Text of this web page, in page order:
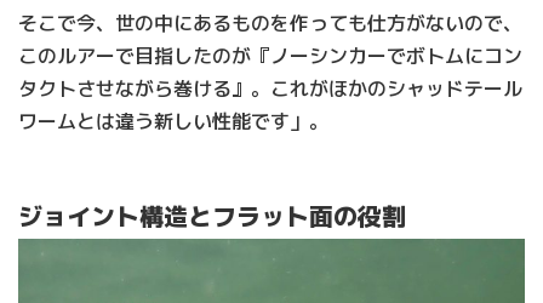
そこで今、世の中にあるものを作っても仕方がないので、
このルアーで目指したのが『ノーシンカーでボトムにコン
タクトさせながら巻ける』。これがほかのシャッドテール
ワームとは違う新しい性能です」。
ジョイント構造とフラット面の役割